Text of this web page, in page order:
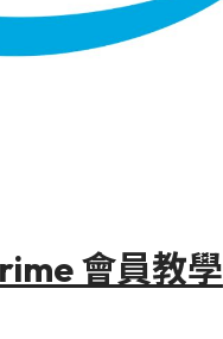
會員教學